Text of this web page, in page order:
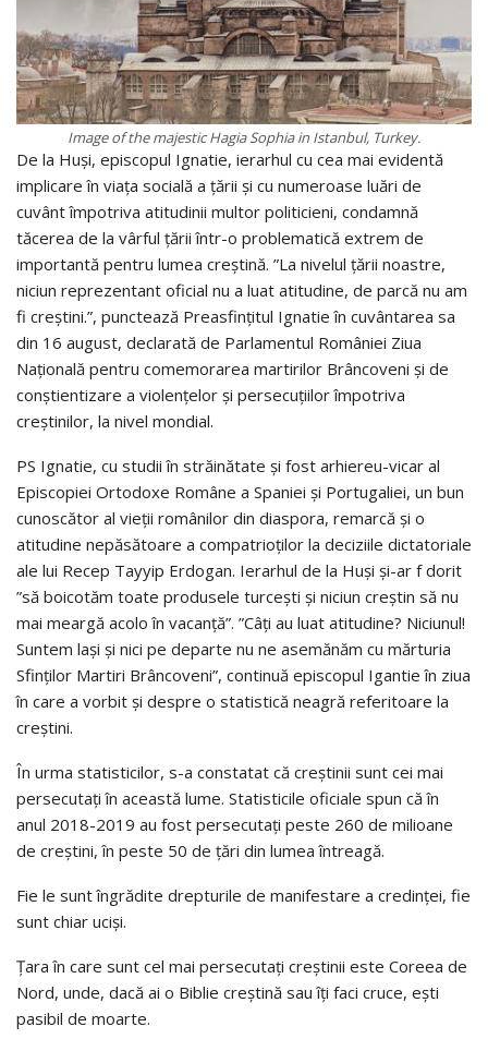
Image of the majestic Hagia Sophia in Istanbul, Turkey.
De la Huși, episcopul Ignatie, ierarhul cu cea mai evidentă
implicare în viața socială a țării și cu numeroase luări de
cuvânt împotriva atitudinii multor politicieni, condamnă
tăcerea de la vârful țării într-o problematică extrem de
importantă pentru lumea creștină. ”La nivelul ţării noastre,
niciun reprezentant oficial nu a luat atitudine, de parcă nu am
fi creştini.”, punctează Preasfințitul Ignatie în cuvântarea sa
din 16 august, declarată de Parlamentul României Ziua
Națională pentru comemorarea martirilor Brâncoveni și de
conștientizare a violențelor şi persecuţiilor împotriva
creștinilor, la nivel mondial.
PS Ignatie, cu studii în străinătate și fost arhiereu-vicar al
Episcopiei Ortodoxe Române a Spaniei și Portugaliei, un bun
cunoscător al vieții românilor din diaspora, remarcă și o
atitudine nepăsătoare a compatrioților la deciziile dictatoriale
ale lui Recep Tayyip Erdogan. Ierarhul de la Huși și-ar f dorit
”să boicotăm toate produsele turceşti şi niciun creştin să nu
mai meargă acolo în vacanţă”. ”Câţi au luat atitudine? Niciunul!
Suntem laşi şi nici pe departe nu ne asemănăm cu mărturia
Sfinţilor Martiri Brâncoveni”, continuă episcopul Igantie în ziua
în care a vorbit și despre o statistică neagră referitoare la
creștini.
În urma statisticilor, s-a constatat că creştinii sunt cei mai
persecutaţi în această lume. Statisticile oficiale spun că în
anul 2018-2019 au fost persecutaţi peste 260 de milioane
de creştini, în peste 50 de ţări din lumea întreagă.
Fie le sunt îngrădite drepturile de manifestare a credinţei, fie
sunt chiar ucişi.
Ţara în care sunt cel mai persecutaţi creştinii este Coreea de
Nord, unde, dacă ai o Biblie creştină sau îţi faci cruce, eşti
pasibil de moarte.